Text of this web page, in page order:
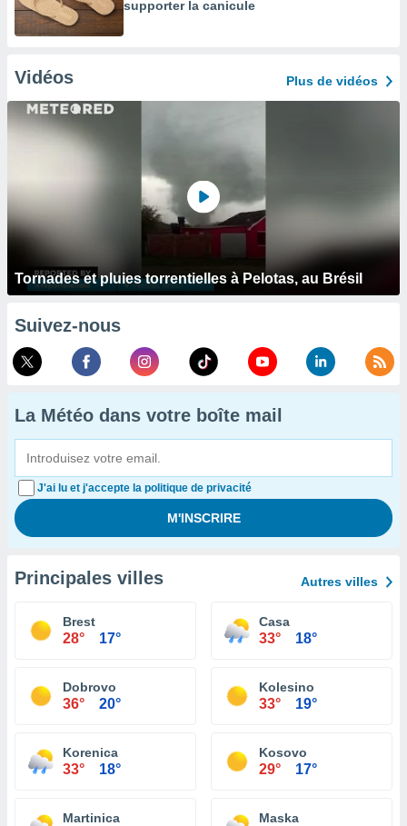
supporter la canicule
Vidéos Plus de vidéos
Tornades et pluies torrentielles à Pelotas, au Brésil
Suivez-nous
La Météo dans votre boîte mail
J'ai lu et j'accepte la politique de privacité
Principales villes Autres villes
Brest
28° 17°
Casa
33° 18°
Dobrovo
36° 20°
Kolesino
33° 19°
Korenica
33° 18°
Kosovo
29° 17°
Martinica Maska